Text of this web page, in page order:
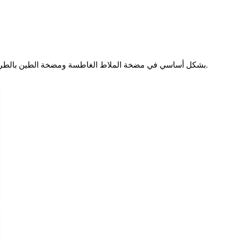
يتم استخدام الصب المصنوع من الحديد الأبيض المقاوم للتآكل مع Cr بشكل أساسي في مضخة الملاط الغاطسة ومضخة الطين بالطرد المركزي في صناعات التعدين والطحن ومعالجة التربة والتصنيع.